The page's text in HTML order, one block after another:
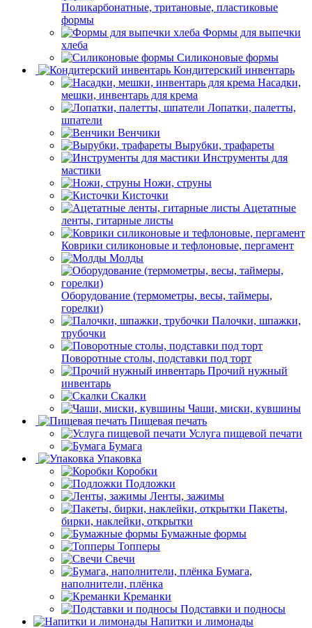
Поликарбонатные, тритановые, пластиковые
формы
Формы для выпечки
хлеба
Силиконовые формы
Кондитерский инвентарь
Насадки,
мешки, инвентарь для крема
Лопатки, палетты,
шпатели
Венчики
Вырубки, трафареты
Инструменты для
мастики
Ножи, струны
Кисточки
Ацетатные
ленты, гитарные листы
Коврики силиконовые и тефлоновые, пергамент
Молды
Оборудование (термометры, весы, таймеры,
горелки)
Палочки, шпажки,
трубочки
Поворотные столы, подставки под торт
Прочий нужный
инвентарь
Скалки
Чаши, миски, кувшины
Пищевая печать
Услуга пищевой печати
Бумага
Упаковка
Коробки
Подложки
Ленты, зажимы
Пакеты,
бирки, наклейки, открытки
Бумажные формы
Топперы
Свечи
Бумага,
наполнители, плёнка
Креманки
Подставки и подносы
Напитки и лимонады